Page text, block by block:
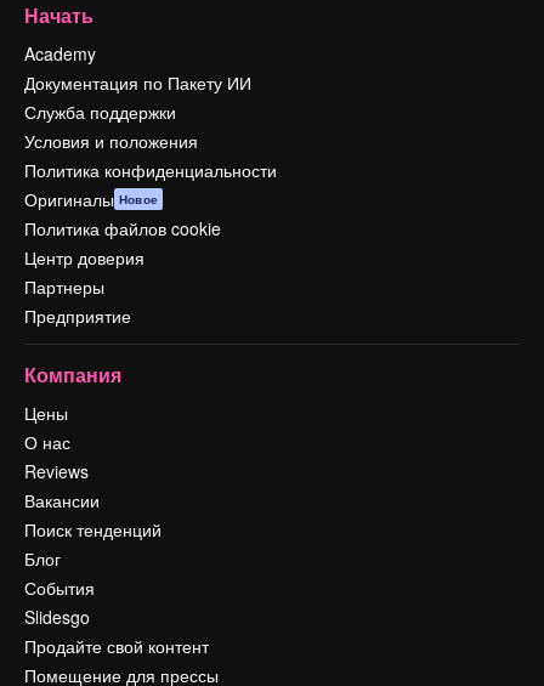
Начать
Academy
Документация по Пакету ИИ
Служба поддержки
Условия и положения
Политика конфиденциальности
Оригиналы Новое
Политика файлов cookie
Центр доверия
Партнеры
Предприятие
Компания
Цены
О нас
Reviews
Вакансии
Поиск тенденций
Блог
События
Slidesgo
Продайте свой контент
Помещение для прессы